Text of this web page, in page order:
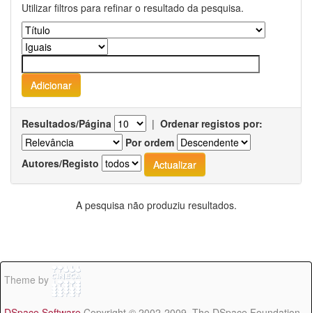
Utilizar filtros para refinar o resultado da pesquisa.
Resultados/Página | Ordenar registos por:
Por ordem
Autores/Registo
A pesquisa não produziu resultados.
Theme by